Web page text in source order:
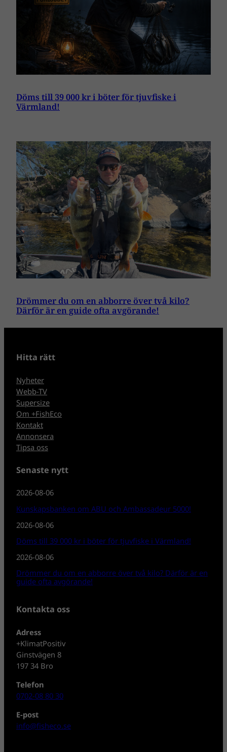
Döms till 39 000 kr i böter för tjuvfiske i
Värmland!
Drömmer du om en abborre över två kilo?
Därför är en guide ofta avgörande!
Hitta rätt
Nyheter
Webb-TV
Supersize
Om +FishEco
Kontakt
Annonsera
Tipsa oss
Senaste nytt
2026-08-06
Kunskapsbanken om ABU och Ambassadeur 5000!
2026-08-06
Döms till 39 000 kr i böter för tjuvfiske i Värmland!
2026-08-06
Drömmer du om en abborre över två kilo? Därför är en
guide ofta avgörande!
Kontakta oss
Adress
+KlimatPositiv
Ginstvägen 8
197 34 Bro
Telefon
0702-08 80 30
E-post
info@fisheco.se